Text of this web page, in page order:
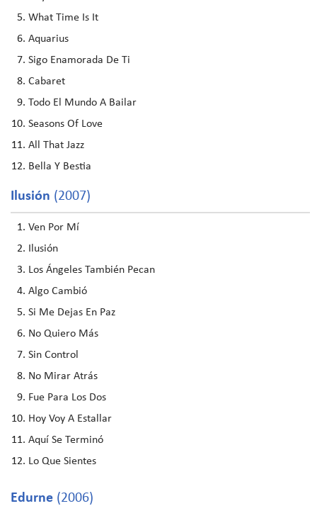
What Time Is It
Aquarius
Sigo Enamorada De Ti
Cabaret
Todo El Mundo A Bailar
Seasons Of Love
All That Jazz
Bella Y Bestia
Ilusión (2007)
Ven Por Mí
Ilusión
Los Ángeles También Pecan
Algo Cambió
Si Me Dejas En Paz
No Quiero Más
Sin Control
No Mirar Atrás
Fue Para Los Dos
Hoy Voy A Estallar
Aquí Se Terminó
Lo Que Sientes
Edurne (2006)